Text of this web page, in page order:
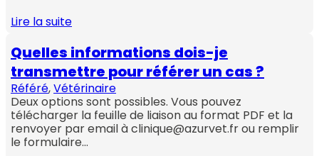
Lire la suite
Quelles informations dois-je
transmettre pour référer un cas ?
Référé, Vétérinaire
Deux options sont possibles. Vous pouvez
télécharger la feuille de liaison au format PDF et la
renvoyer par email à clinique@azurvet.fr ou remplir
le formulaire…